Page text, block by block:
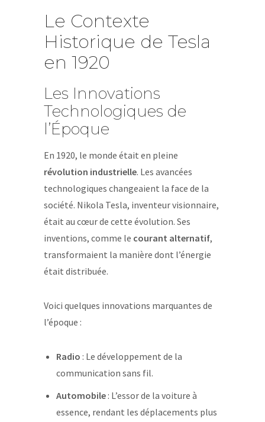
Le Contexte
Historique de Tesla
en 1920
Les Innovations
Technologiques de
l’Époque
En 1920, le monde était en pleine
révolution industrielle. Les avancées
technologiques changeaient la face de la
société. Nikola Tesla, inventeur visionnaire,
était au cœur de cette évolution. Ses
inventions, comme le courant alternatif,
transformaient la manière dont l’énergie
était distribuée.
Voici quelques innovations marquantes de
l’époque :
Radio : Le développement de la
communication sans fil.
Automobile: L’essor de la voiture à
essence, rendant les déplacements plus